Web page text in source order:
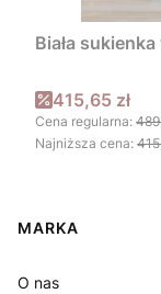
Biała
Cena
415,65 zł
Cena regularna:
Najniższa cena:
Linki w
MARKA
O nas